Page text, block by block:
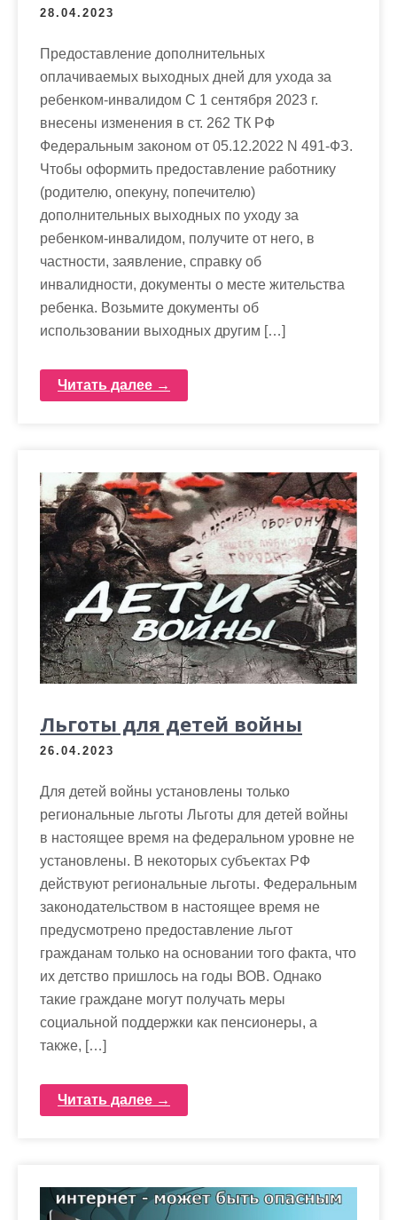
28.04.2023
Предоставление дополнительных
оплачиваемых выходных дней для ухода за
ребенком-инвалидом С 1 сентября 2023 г.
внесены изменения в ст. 262 ТК РФ
Федеральным законом от 05.12.2022 N 491-ФЗ.
Чтобы оформить предоставление работнику
(родителю, опекуну, попечителю)
дополнительных выходных по уходу за
ребенком-инвалидом, получите от него, в
частности, заявление, справку об
инвалидности, документы о месте жительства
ребенка. Возьмите документы об
использовании выходных другим […]
Читать далее →
Льготы для детей войны
26.04.2023
Для детей войны установлены только
региональные льготы Льготы для детей войны
в настоящее время на федеральном уровне не
установлены. В некоторых субъектах РФ
действуют региональные льготы. Федеральным
законодательством в настоящее время не
предусмотрено предоставление льгот
гражданам только на основании того факта, что
их детство пришлось на годы ВОВ. Однако
такие граждане могут получать меры
социальной поддержки как пенсионеры, а
также, […]
Читать далее →